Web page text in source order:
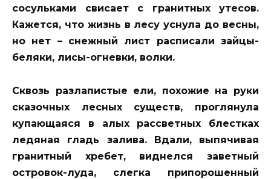
сосульками свисает с гранитных утесов.
Кажется, что жизнь в лесу уснула до весны,
но нет – снежный лист расписали зайцы-
беляки, лисы-огневки, волки.
Сквозь разлапистые ели, похожие на руки
сказочных лесных существ, проглянула
купающаяся в алых рассветных блестках
ледяная гладь залива. Вдали, выпячивая
гранитный хребет, виднелся заветный
островок-луда, слегка припорошенный